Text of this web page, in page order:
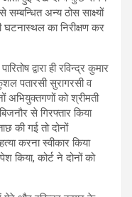
सम्बन्धित अन्य ठोस साक्ष्यों
घटनास्थल का निरीक्षण कर
द्वारा ही रविन्द्र कुमार
पतारसी सुरागरसी व
अभियुक्तगणों को श्रीमती
से गिरफ्तार किया
की गई तो दोनों
करना स्वीकार किया
किया, कोर्ट ने दोनों को